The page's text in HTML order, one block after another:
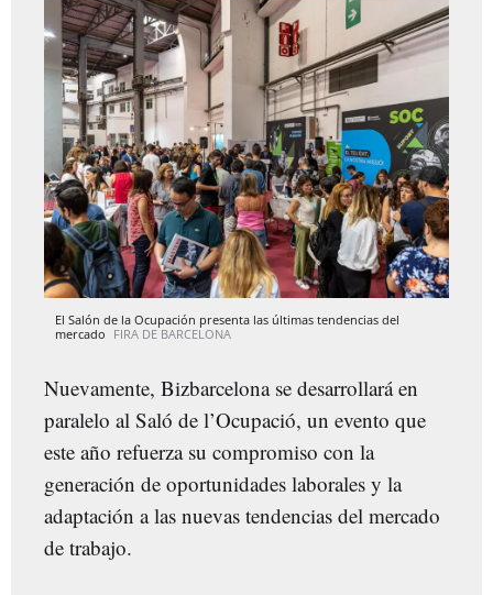
El Salón de la Ocupación presenta las últimas tendencias del
mercado FIRA DE BARCELONA
Nuevamente, Bizbarcelona se desarrollará en
paralelo al Saló de l’Ocupació, un evento que
este año refuerza su compromiso con la
generación de oportunidades laborales y la
adaptación a las nuevas tendencias del mercado
de trabajo.